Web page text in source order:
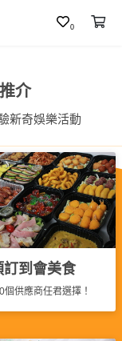
0
介
新奇娛樂活動
訂到會美食
個供應商任君選擇！